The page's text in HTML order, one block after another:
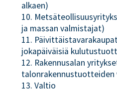
alkaen)
10.
ja massan valmistajat)
11.
jokapäiväisiä
12. Rakennusalan
13. Valtio